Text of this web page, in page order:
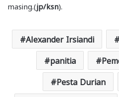
masing.(jp/ksn).
Alexander Irsiandi
panitia
Pesta Durian